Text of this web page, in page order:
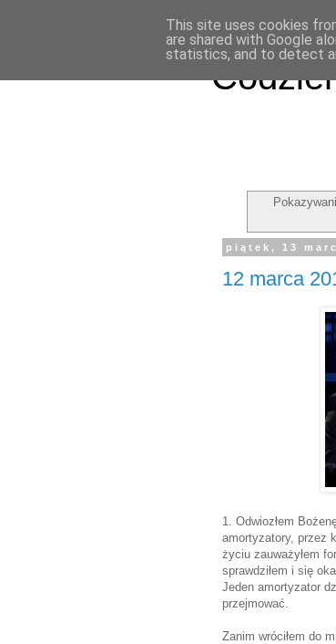
piątek, 13
12 marca
1. Odwiozłem
amortyzatory, przez
życiu zauważyłem
sprawdziłem i się
Jeden amortyzator
przejmować.
Zanim wróciłem do
This site uses cookies
are shared with Google
statistics, and to detect